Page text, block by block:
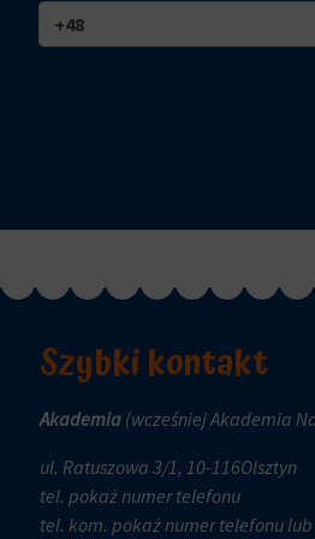
Szybki kontakt
Akademia (wcześniej Akademia
ul. Ratuszowa 3/1, 10-116Olsztyn
tel. pokaż numer telefonu
tel. kom. pokaż numer telefonu lub
dane
i
na
mogą
online.
Zgoda
odnosi
się